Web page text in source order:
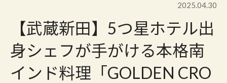
2025.04.30
【武蔵新田】5つ星ホテル出
身シェフが手がける本格南
インド料理「GOLDEN CRO